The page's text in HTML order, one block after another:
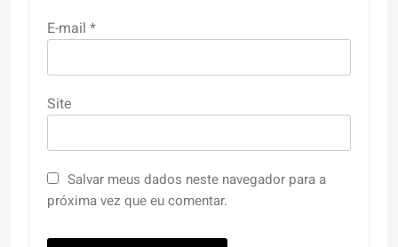
E-mail *
Site
Salvar meus dados neste navegador para a
próxima vez que eu comentar.